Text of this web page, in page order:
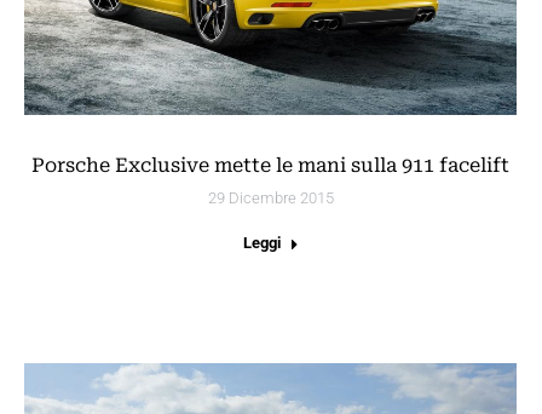
Porsche Exclusive mette le mani sulla 911 facelift
29 Dicembre 2015
Leggi